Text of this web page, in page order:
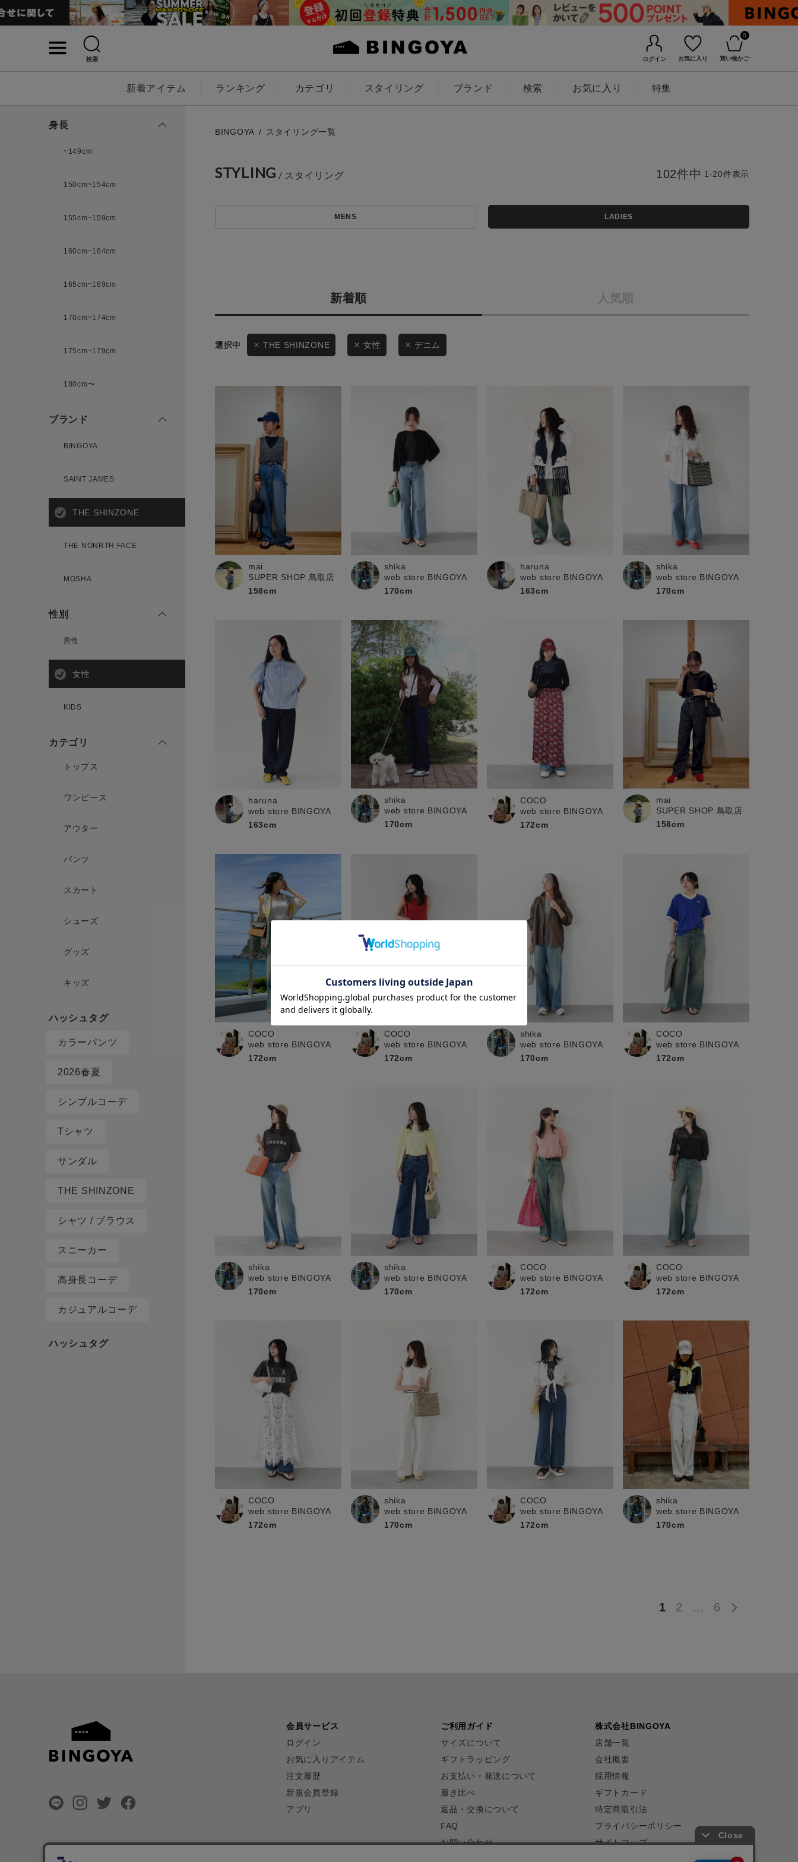
検索 ログイン お気に入り
0
買い物かご
新着アイテム ランキング カテゴリ スタイリング ブランド 検索 お気に入り 特集
条件絞り込み検索
カテゴリから探す
スタイリングから探す
ブランドから探す
店舗一覧
会社概要
お知らせ・ご利用ガイド
お知らせ
ご利用ガイド
ギフトラッピング
無料公式アプリダウンロード
キーワード
LADIES KIDS
価格
セール価格
在庫なし含む
この条件で絞り込む
身長
~149cm
150cm~154cm
155cm~159cm
160cm~164cm
165cm~169cm
170cm~174cm
175cm~179cm
180cm〜
ブランド
BINGOYA
SAINT JAMES
THE SHINZONE
THE NONRTH FACE
MOSHA
性別
男性
女性
KIDS
カテゴリ
トップス
ワンピース
アウター
パンツ
スカート
シューズ
グッズ
キッズ
カラーパンツ
2026春夏
シンプルコーデ
Tシャツ
サンダル
THE SHINZONE
シャツ / ブラウス
スニーカー
高身長コーデ
カジュアルコーデ
BINGOYA スタイリング一覧
STYLING
MENS LADIES
新着順 人気順
102件中 1-20件表示
THE SHINZONE 女性 デニム
mai
SUPER SHOP 鳥取店
158cm
shika
web store BINGOYA
170cm
haruna
web store BINGOYA
163cm
shika
web store BINGOYA
170cm
haruna
web store BINGOYA
163cm
shika
web store BINGOYA
170cm
COCO
web store BINGOYA
172cm
mai
SUPER SHOP 鳥取店
158cm
COCO
web store BINGOYA
172cm
COCO
web store BINGOYA
172cm
shika
web store BINGOYA
170cm
COCO
web store BINGOYA
172cm
shika
web store BINGOYA
170cm
shika
web store BINGOYA
170cm
COCO
web store BINGOYA
172cm
COCO
web store BINGOYA
172cm
COCO
web store BINGOYA
172cm
shika
web store BINGOYA
170cm
COCO
web store BINGOYA
172cm
shika
web store BINGOYA
170cm
1 2 … 6
会員サービス
ログイン
お気に入りアイテム
注文履歴
新規会員登録
アプリ
ご利用ガイド
サイズについて
ギフトラッピング
お支払い・発送について
履き比べ
返品・交換について
FAQ
お問い合わせ
株式会社BINGOYA
店舗一覧
会社概要
採用情報
ギフトカード
特定商取引法
プライバシーポリシー
サイトマップ